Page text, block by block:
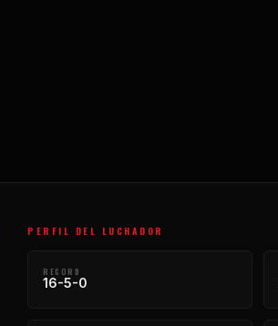
PERFIL DEL LUCHADOR
RECORD
16-5-0